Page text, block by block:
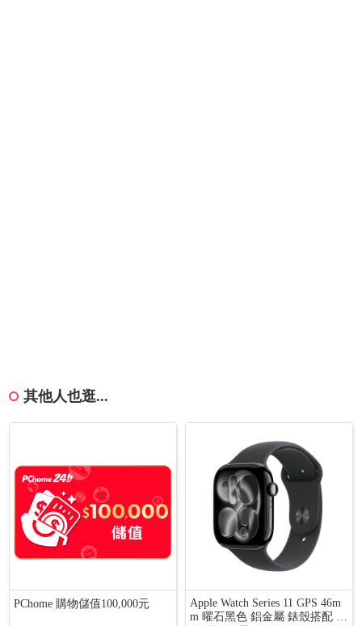
其他人也逛...
PChome 購物儲值100,000元
Apple Watch Series 11 GPS 46m
m 曜石黑色 鋁金屬 錶殼搭配 黑